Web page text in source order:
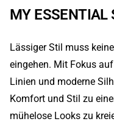
MY ESSENTIAL
Lässiger Stil muss
eingehen. Mit Fokus
Linien und moderne
Komfort und Stil zu
mühelose Looks zu